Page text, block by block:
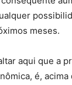
meses.
aqui que a
é, acima